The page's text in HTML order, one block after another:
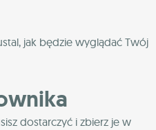
jak będzie wyglądać Twój
dostarczyć i zbierz je w